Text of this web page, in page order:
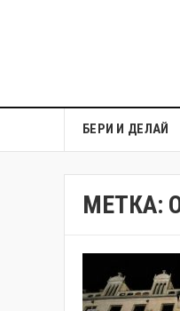
БЕРИ И ДЕЛАЙ
МЕТКА: